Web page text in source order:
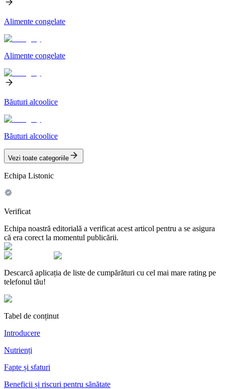
Alimente congelate
Alimente congelate
Băuturi alcoolice
Băuturi alcoolice
Vezi toate categoriile
Echipa Listonic
Verificat
Echipa noastră editorială a verificat acest articol pentru a se asigura
că era corect la momentul publicării.
Descarcă aplicația de liste de cumpărături cu cel mai mare rating pe
telefonul tău!
Tabel de conținut
Introducere
Nutrienți
Fapte și sfaturi
Beneficii și riscuri pentru sănătate